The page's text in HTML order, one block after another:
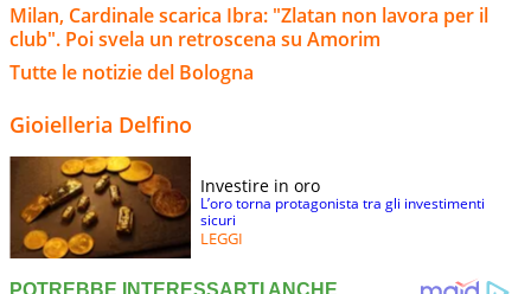
Milan, Cardinale scarica Ibra: "Zlatan non lavora per il
club". Poi svela un retroscena su Amorim
Tutte le notizie del Bologna
Gioielleria Delfino
Investire in oro
L’oro torna protagonista tra gli investimenti
sicuri
LEGGI